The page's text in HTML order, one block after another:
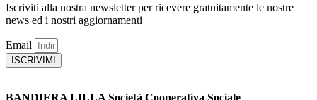
Iscriviti alla nostra newsletter per ricevere gratuitamente le nostre
news ed i nostri aggiornamenti
Email
ISCRIVIMI
BANDIERA LILLA Società Cooperativa Sociale